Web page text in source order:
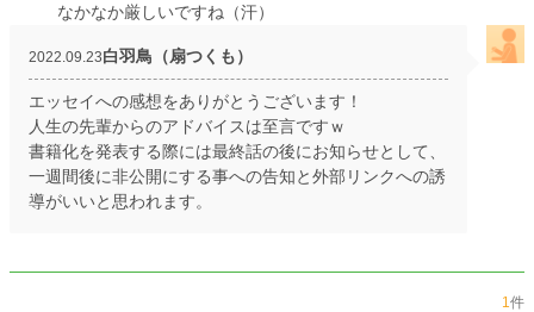
なかなか厳しいですね（汗）
2022.09.23白羽鳥（扇つくも）
エッセイへの感想をありがとうございます！
人生の先輩からのアドバイスは至言ですｗ
書籍化を発表する際には最終話の後にお知らせとして、
一週間後に非公開にする事への告知と外部リンクへの誘
導がいいと思われます。
1件